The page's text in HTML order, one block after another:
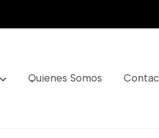
Quienes Somos